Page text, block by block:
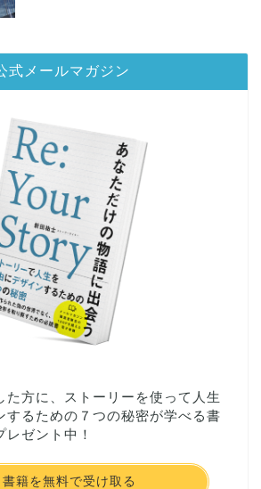
式メールマガジン
た方に、ストーリーを使って人生
するための７つの秘密が学べる書
ゼント中！
書籍を無料で受け取る